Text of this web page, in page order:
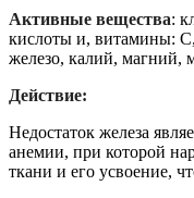
Активные вещества:
кислоты и, витамины:
железо, калий, магний,
Действие:
Недостаток железа
анемии, при которой
ткани и его усвоение,